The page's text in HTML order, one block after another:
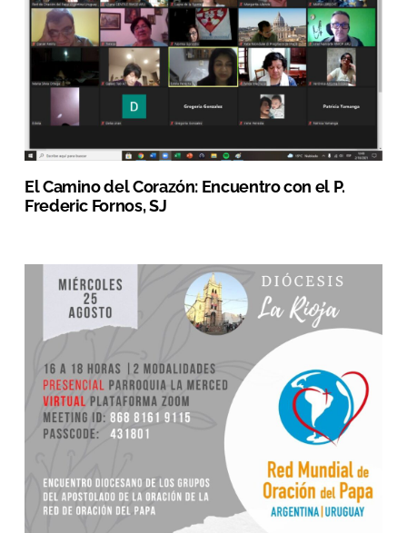
El Camino del Corazón: Encuentro con el P.
Frederic Fornos, SJ